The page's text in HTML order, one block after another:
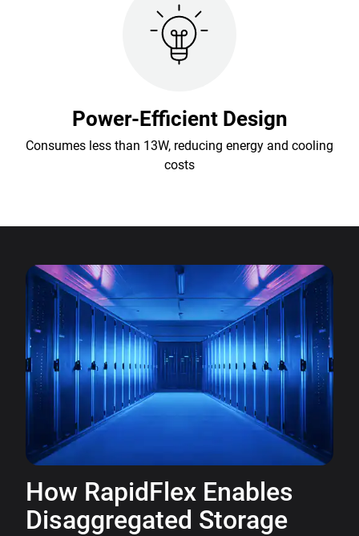
Power-Efficient Design
Consumes less than 13W, reducing energy and cooling
costs
How RapidFlex Enables
Disaggregated Storage